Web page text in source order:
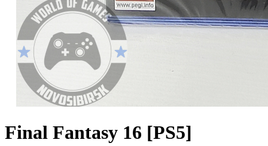
Final Fantasy 16 [PS5]